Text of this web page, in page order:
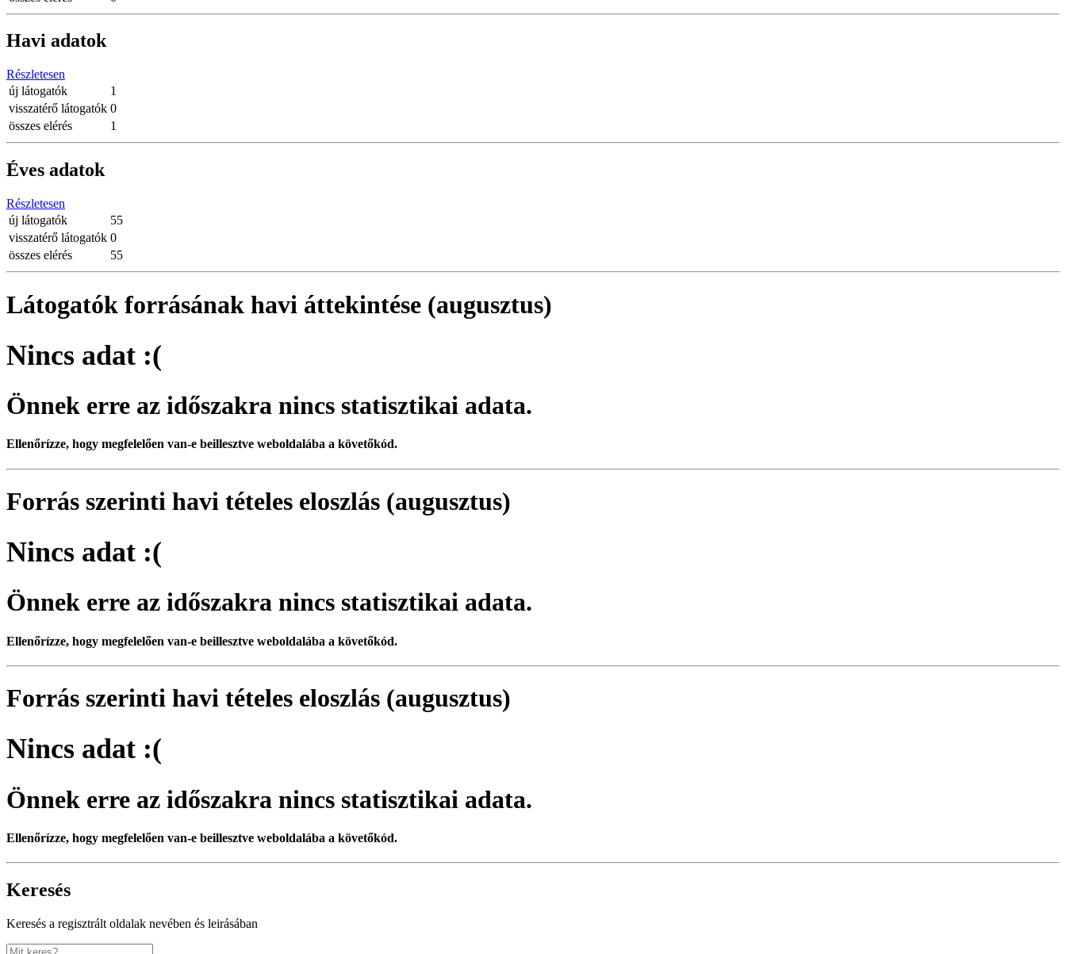
Havi adatok
Részletesen
új látogatók
1
visszatérő látogatók 0
összes elérés
1
Éves adatok
Részletesen
új látogatók
55
visszatérő látogatók 0
összes elérés
55
Látogatók forrásának havi áttekintése (augusztus)
Nincs adat :(
Önnek erre az időszakra nincs statisztikai adata.
Ellenőrízze, hogy megfelelően van-e beillesztve weboldalába a követőkód.
Forrás szerinti havi tételes eloszlás (augusztus)
Nincs adat :(
Önnek erre az időszakra nincs statisztikai adata.
Ellenőrízze, hogy megfelelően van-e beillesztve weboldalába a követőkód.
Forrás szerinti havi tételes eloszlás (augusztus)
Nincs adat :(
Önnek erre az időszakra nincs statisztikai adata.
Ellenőrízze, hogy megfelelően van-e beillesztve weboldalába a követőkód.
Keresés
Keresés a regisztrált oldalak nevében és leirásában